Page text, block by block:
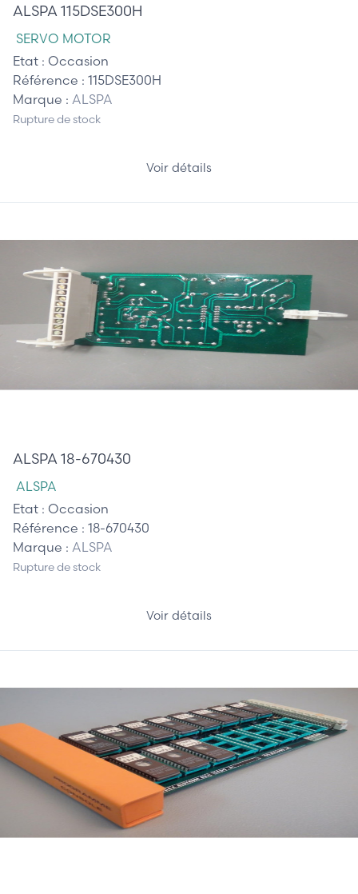
ALSPA 115DSE300H
SERVO MOTOR
Etat : Occasion
Référence : 115DSE300H
Marque : ALSPA
Rupture de stock
Voir détails
ALSPA 18-670430
ALSPA
Etat : Occasion
Référence : 18-670430
Marque : ALSPA
Rupture de stock
Voir détails